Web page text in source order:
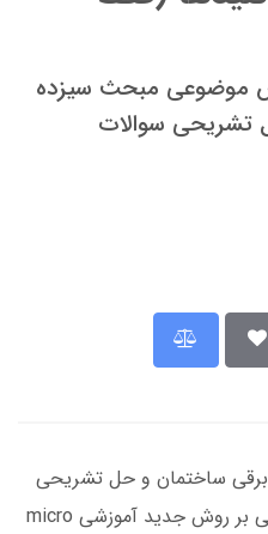
موضوعی مبحث سیزده
تشریحی سوالات
ساختمان و حل تشریحی
سوالات آزمون نظام مهندسی مبتنی بر روش جدید آموزشی micro